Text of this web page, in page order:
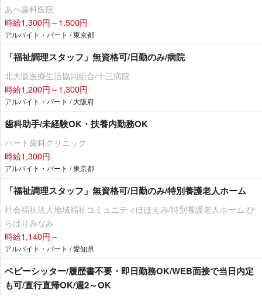
あべ歯科医院
時給1,300円～1,500円
アルバイト・パート / 東京都
「福祉調理スタッフ」無資格可/日勤のみ/病院
北大阪医療生活協同組合/十三病院
時給1,200円～1,300円
アルバイト・パート / 大阪府
歯科助手/未経験OK・扶養内勤務OK
ハート歯科クリニック
時給1,300円
アルバイト・パート / 東京都
「福祉調理スタッフ」無資格可/日勤のみ/特別養護老人ホーム
社会福祉法人地域福祉コミュニティほほえみ/特別養護老人ホーム ひ
らばりみなみ
時給1,140円～
アルバイト・パート / 愛知県
ベビーシッター/履歴書不要・即日勤務OK/WEB面接で当日内定
も可/直行直帰OK/週2～OK